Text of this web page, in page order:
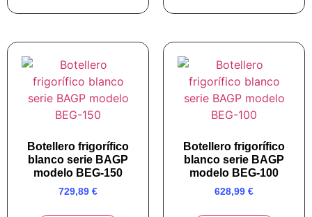
Botellero frigorífico
blanco serie BAGP
modelo BEG-150
729,89 €
Botellero frigorífico
blanco serie BAGP
modelo BEG-100
628,99 €